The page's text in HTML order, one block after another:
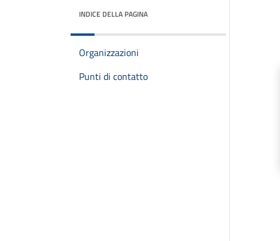
INDICE DELLA PAGINA
Organizzazioni
Punti di contatto